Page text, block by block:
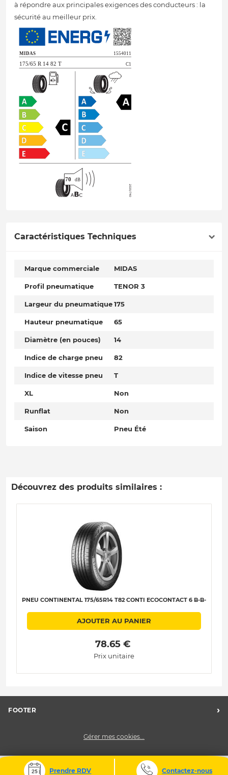
à répondre aux principales exigences des conducteurs : la
sécurité au meilleur prix.
Caractéristiques Techniques
Marque commerciale MIDAS
Profil pneumatique TENOR 3
Largeur du pneumatique175
Hauteur pneumatique 65
Diamètre (en pouces) 14
Indice de charge pneu 82
Indice de vitesse pneu T
XL Non
Runflat Non
Saison Pneu Été
Découvrez des produits similaires :
PNEU CONTINENTAL 175/65R14 T82 CONTI ECOCONTACT 6 B-B-
AJOUTER AU PANIER
78.65 €
Prix unitaire
FOOTER ›
Charte des données personnelles
Gérer mes cookies...
Prendre RDV Contactez-nous